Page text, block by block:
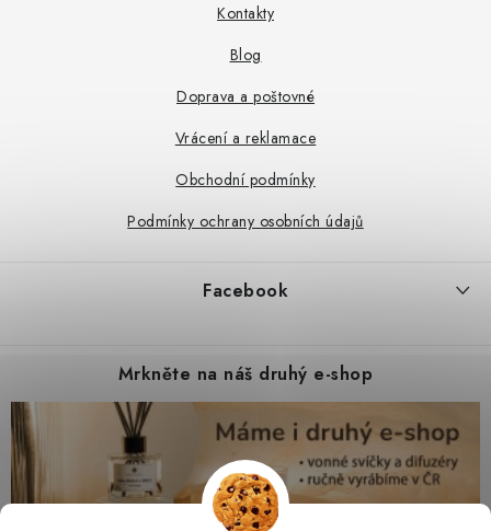
Kontakty
Blog
Doprava a poštovné
Vrácení a reklamace
Obchodní podmínky
Podmínky ochrany osobních údajů
Facebook
Mrkněte na náš druhý e-shop